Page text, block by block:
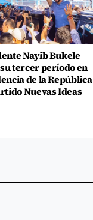
Nayib Bukele
tercer período en
de la República
Nuevas Ideas